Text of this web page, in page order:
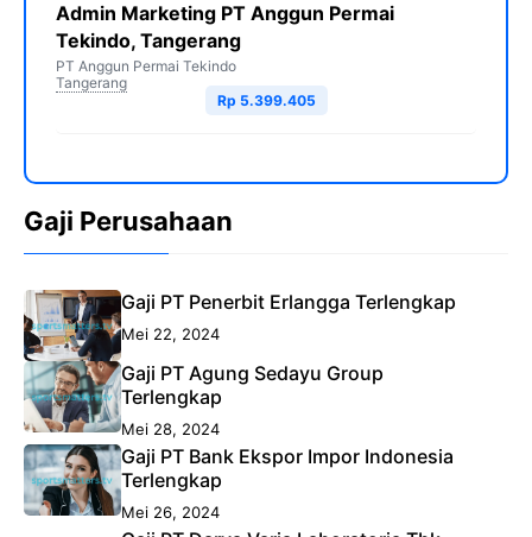
Admin Marketing PT Anggun Permai
Tekindo, Tangerang
PT Anggun Permai Tekindo
Tangerang
Rp 5.399.405
Gaji Perusahaan
Gaji PT Penerbit Erlangga Terlengkap
Mei 22, 2024
Gaji PT Agung Sedayu Group
Terlengkap
Mei 28, 2024
Gaji PT Bank Ekspor Impor Indonesia
Terlengkap
Mei 26, 2024